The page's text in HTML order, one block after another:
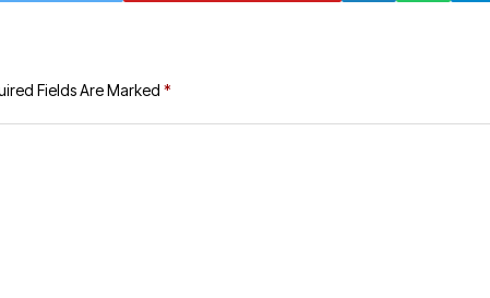
Fields Are Marked *